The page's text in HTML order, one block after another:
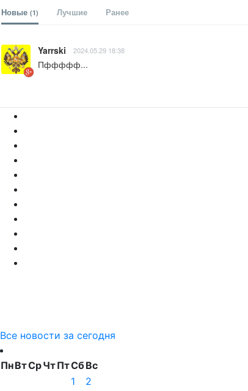
Новые (1) Лучшие Ранее
Yarrski 2024.05.29 18:38
Пффффф...
Все новости за сегодня
ПнВтСрЧтПтСбВс
1
2